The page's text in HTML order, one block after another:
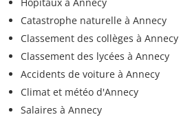
Catastrophe naturelle à Annecy
Classement des collèges à Annecy
Classement des lycées à Annecy
Accidents de voiture à Annecy
Climat et météo d'Annecy
Salaires à Annecy